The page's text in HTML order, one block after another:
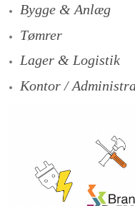
Bygge & Anlæg
Tømrer
Lager & Logistik
Kontor /